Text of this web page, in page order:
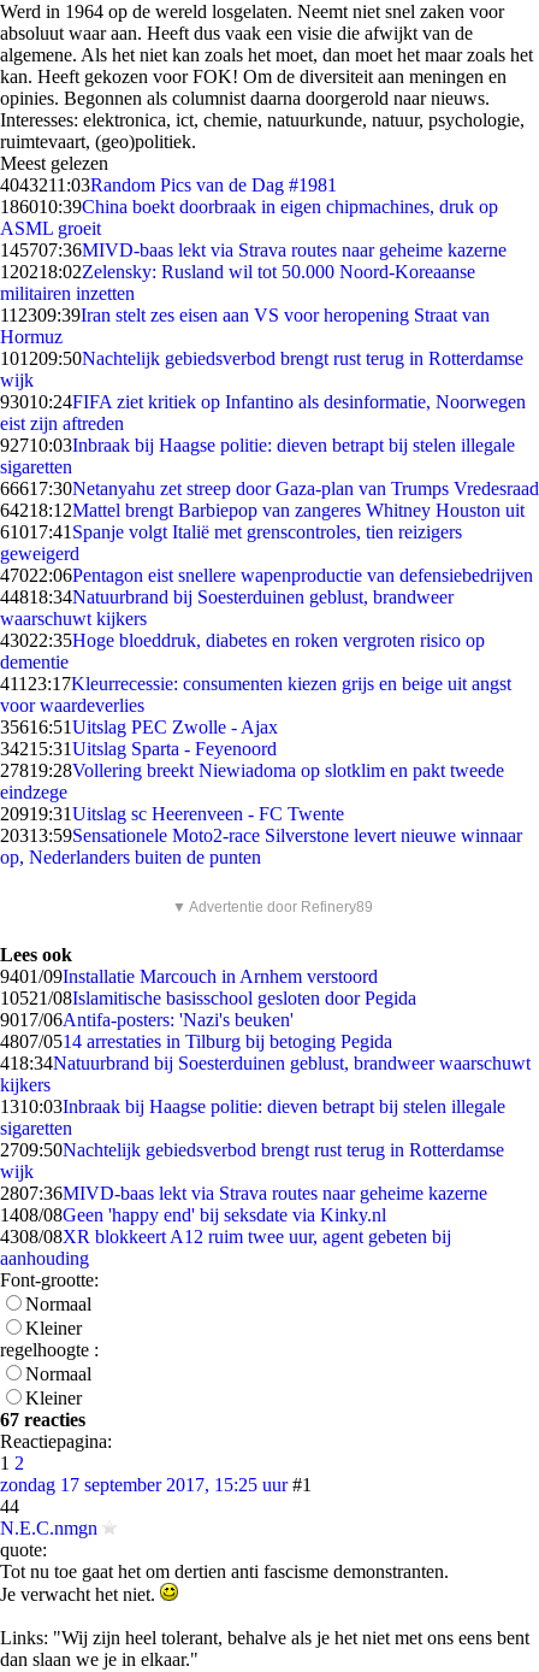
Werd in 1964 op de wereld losgelaten. Neemt niet snel zaken voor
absoluut waar aan. Heeft dus vaak een visie die afwijkt van de
algemene. Als het niet kan zoals het moet, dan moet het maar zoals het
kan. Heeft gekozen voor FOK! Om de diversiteit aan meningen en
opinies. Begonnen als columnist daarna doorgerold naar nieuws.
Interesses: elektronica, ict, chemie, natuurkunde, natuur, psychologie,
ruimtevaart, (geo)politiek.
Meest gelezen
4043211:03Random Pics van de Dag #1981
186010:39China boekt doorbraak in eigen chipmachines, druk op
ASML groeit
145707:36MIVD-baas lekt via Strava routes naar geheime kazerne
120218:02Zelensky: Rusland wil tot 50.000 Noord-Koreaanse
militairen inzetten
112309:39Iran stelt zes eisen aan VS voor heropening Straat van
Hormuz
101209:50Nachtelijk gebiedsverbod brengt rust terug in Rotterdamse
wijk
93010:24FIFA ziet kritiek op Infantino als desinformatie, Noorwegen
eist zijn aftreden
92710:03Inbraak bij Haagse politie: dieven betrapt bij stelen illegale
sigaretten
66617:30Netanyahu zet streep door Gaza-plan van Trumps Vredesraad
64218:12Mattel brengt Barbiepop van zangeres Whitney Houston uit
61017:41 Spanje volgt Italië met grenscontroles, tien reizigers
geweigerd
47022:06Pentagon eist snellere wapenproductie van defensiebedrijven
44818:34Natuurbrand bij Soesterduinen geblust, brandweer
waarschuwt kijkers
43022:35Hoge bloeddruk, diabetes en roken vergroten risico op
dementie
411 23:17Kleurrecessie: consumenten kiezen grijs en beige uit angst
voor waardeverlies
35616:51Uitslag PEC Zwolle - Ajax
34215:31Uitslag Sparta - Feyenoord
27819:28Vollering breekt Niewiadoma op slotklim en pakt tweede
eindzege
20919:31Uitslag sc Heerenveen - FC Twente
20313:59Sensationele Moto2-race Silverstone levert nieuwe winnaar
op, Nederlanders buiten de punten
▼ Advertentie door Refinery89
Lees ook
9401/09Installatie Marcouch in Arnhem verstoord
10521/08Islamitische basisschool gesloten door Pegida
9017/06Antifa-posters: 'Nazi's beuken'
4807/0514 arrestaties in Tilburg bij betoging Pegida
418:34Natuurbrand bij Soesterduinen geblust, brandweer waarschuwt
kijkers
1310:03Inbraak bij Haagse politie: dieven betrapt bij stelen illegale
sigaretten
2709:50Nachtelijk gebiedsverbod brengt rust terug in Rotterdamse
wijk
2807:36MIVD-baas lekt via Strava routes naar geheime kazerne
1408/08Geen 'happy end' bij seksdate via Kinky.nl
4308/08XR blokkeert A12 ruim twee uur, agent gebeten bij
aanhouding
Font-grootte:
Normaal
Kleiner
regelhoogte :
Normaal
Kleiner
67 reacties
Reactiepagina:
1 2
zondag 17 september 2017, 15:25 uur #1
44
N.E.C.nmgn
quote:
Tot nu toe gaat het om dertien anti fascisme demonstranten.
Je verwacht het niet.
Links: "Wij zijn heel tolerant, behalve als je het niet met ons eens bent
dan slaan we je in elkaar."